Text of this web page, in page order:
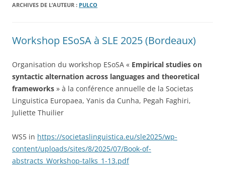
ARCHIVES DE L’AUTEUR : PULCO
Workshop ESoSA à SLE 2025 (Bordeaux)
Organisation du workshop ESoSA « Empirical studies on
syntactic alternation across languages and theoretical
frameworks » à la conférence annuelle de la Societas
Linguistica Europaea, Yanis da Cunha, Pegah Faghiri,
Juliette Thuilier
WS5 in https://societaslinguistica.eu/sle2025/wp-
content/uploads/sites/8/2025/07/Book-of-
abstracts_Workshop-talks_1-13.pdf